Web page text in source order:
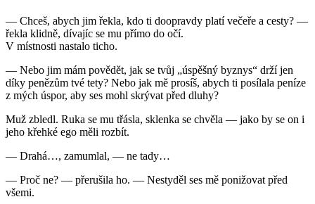
— Chceš, abych jim řekla, kdo ti doopravdy platí večeře a cesty? —
řekla klidně, dívajíc se mu přímo do očí.
V místnosti nastalo ticho.
— Nebo jim mám povědět, jak se tvůj „úspěšný byznys“ drží jen
díky penězům tvé tety? Nebo jak mě prosíš, abych ti posílala peníze
z mých úspor, aby ses mohl skrývat před dluhy?
Muž zbledl. Ruka se mu třásla, sklenka se chvěla — jako by se on i
jeho křehké ego měli rozbít.
— Drahá…, zamumlal, — ne tady…
— Proč ne? — přerušila ho. — Nestyděl ses mě ponižovat před
všemi.